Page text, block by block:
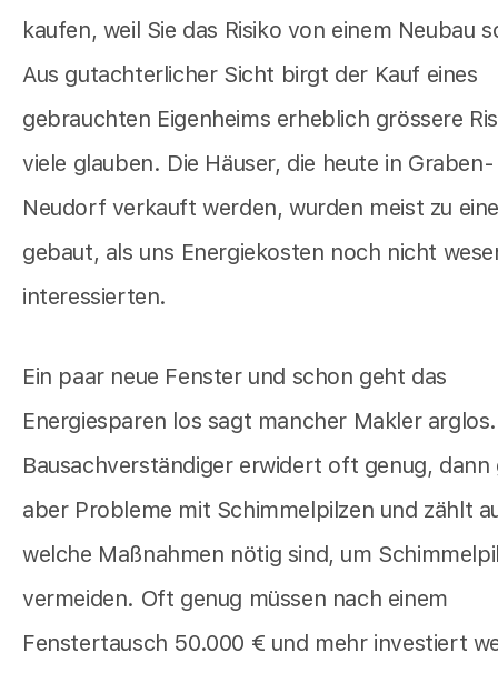
kaufen, weil Sie das Risiko von einem Neubau
Aus gutachterlicher Sicht birgt der Kauf eines
gebrauchten Eigenheims erheblich grössere
viele glauben. Die Häuser, die heute in Graben-
Neudorf verkauft werden, wurden meist zu
gebaut, als uns Energiekosten noch nicht
interessierten.
Ein paar neue Fenster und schon geht das
Energiesparen los sagt mancher Makler
Bausachverständiger erwidert oft genug, dann
aber Probleme mit Schimmelpilzen und zählt
welche Maßnahmen nötig sind, um
vermeiden. Oft genug müssen nach einem
Fenstertausch 50.000 € und mehr investiert